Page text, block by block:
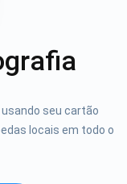
seu cartão
locais em todo o